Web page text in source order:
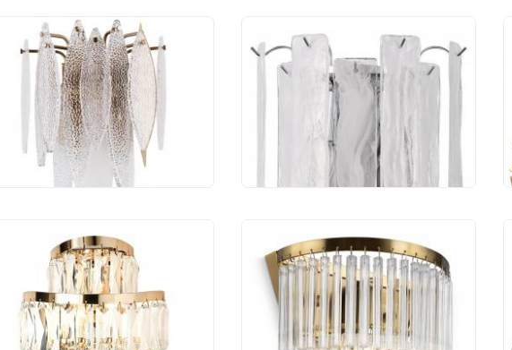
Бра Divinare Amelie
6003/01 AP-1
12 590 руб.
Бра Stilfort Glowice
2157/09/02W
8 695 руб.
Бра Odeon Light Wayta
5073/2W
22 047 руб.